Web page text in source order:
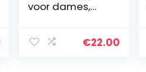
voor dames,
katoenen tas,
€22.00